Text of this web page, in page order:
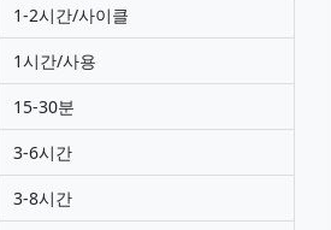
1-2시간/사이클
1시간/사용
15-30분
3-6시간
3-8시간